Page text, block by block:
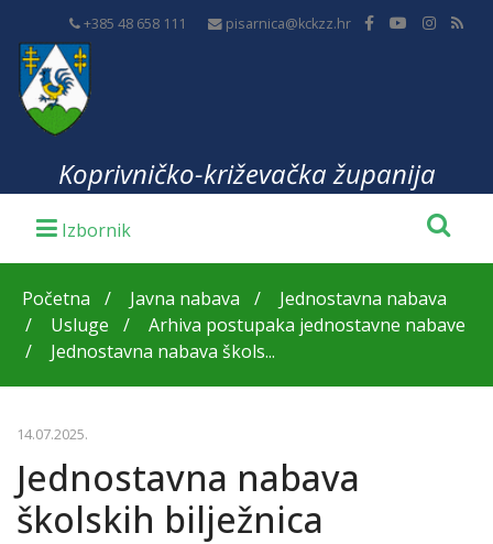
+385 48 658 111 pisarnica@kckzz.hr
Koprivničko-križevačka županija
Početna Javna nabava
Jednostavna nabava
Usluge
Arhiva postupaka jednostavne nabave
Jednostavna nabava škols...
14.07.2025.
Jednostavna nabava
školskih bilježnica